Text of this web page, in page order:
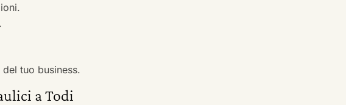
tuo business.
a Todi